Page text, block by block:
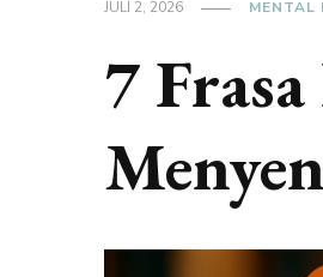
JULI 2, 2026 MENTAL
7